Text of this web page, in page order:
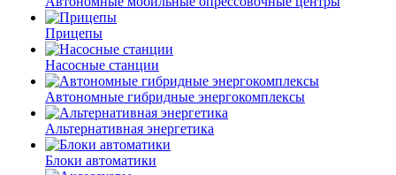
Прицепы
Насосные станции
Автономные гибридные энергокомплексы
Альтернативная энергетика
Блоки автоматики